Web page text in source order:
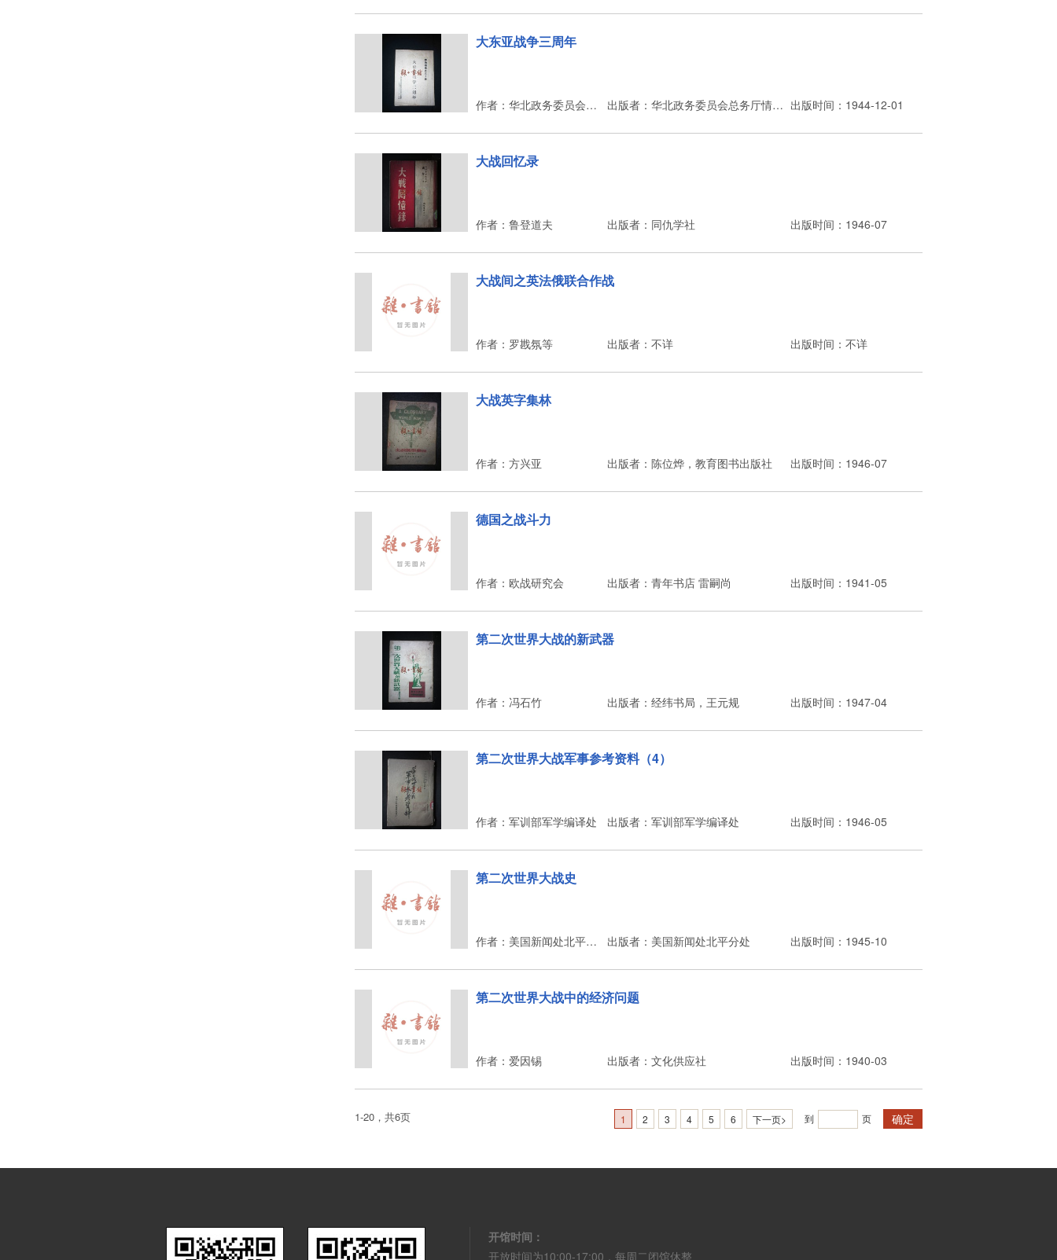
大东亚战争三周年
作者：华北政务委员会总务厅情报局 出版者：华北政务委员会总务厅情报局 出版时间：1944-12-01
大战回忆录
作者：鲁登道夫 出版者：同仇学社 出版时间：1946-07
大战间之英法俄联合作战
作者：罗戡氛等 出版者：不详 出版时间：不详
大战英字集林
作者：方兴亚 出版者：陈位烨，教育图书出版社 出版时间：1946-07
德国之战斗力
作者：欧战研究会 出版者：青年书店 雷嗣尚 出版时间：1941-05
第二次世界大战的新武器
作者：冯石竹 出版者：经纬书局，王元规 出版时间：1947-04
第二次世界大战军事参考资料（4）
作者：军训部军学编译处 出版者：军训部军学编译处 出版时间：1946-05
第二次世界大战史
作者：美国新闻处北平分处 出版者：美国新闻处北平分处 出版时间：1945-10
第二次世界大战中的经济问题
作者：爱因锡 出版者：文化供应社 出版时间：1940-03
1-20，共6页 1 2 3 4 5 6 下一页> 到 页 确定
开馆时间：
开放时间为10:00-17:00，每周二闭馆休整